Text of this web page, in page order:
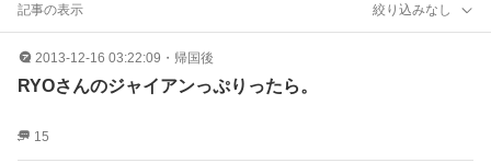
記事の表示 絞り込みなし
2013-12-16 03:22:09 ・ 帰国後
RYOさんのジャイアンっぷりったら。
15